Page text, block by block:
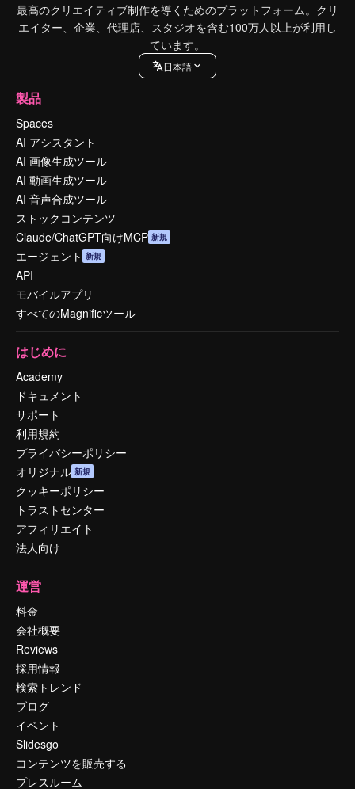
最高のクリエイティブ制作を導くためのプラットフォーム。クリ
エイター、企業、代理店、スタジオを含む100万人以上が利用し
ています。
日本語
製品
Spaces
AI アシスタント
AI 画像生成ツール
AI 動画生成ツール
AI 音声合成ツール
ストックコンテンツ
Claude/ChatGPT向けMCP 新規
エージェント 新規
API
モバイルアプリ
すべてのMagnificツール
はじめに
Academy
ドキュメント
サポート
利用規約
プライバシーポリシー
オリジナル 新規
クッキーポリシー
トラストセンター
アフィリエイト
法人向け
運営
料金
会社概要
Reviews
採用情報
検索トレンド
ブログ
イベント
Slidesgo
コンテンツを販売する
プレスルーム